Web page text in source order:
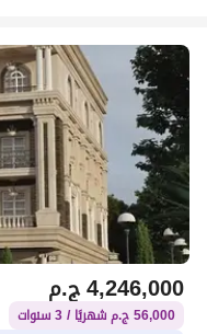
ج.م4,246,000
56,000 ج.م شهريًا / 3 سنوات